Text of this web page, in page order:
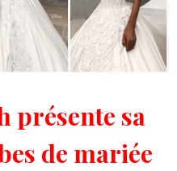
présente sa
de mariée